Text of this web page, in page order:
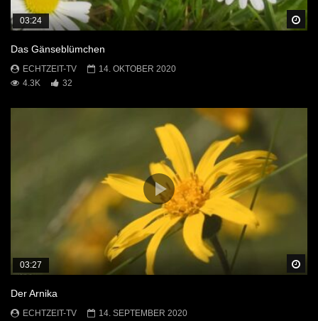
03:24
Das Gänseblümchen
ECHTZEIT-TV
14. OKTOBER 2020
4.3K
32
03:27
Der Arnika
ECHTZEIT-TV
14. SEPTEMBER 2020